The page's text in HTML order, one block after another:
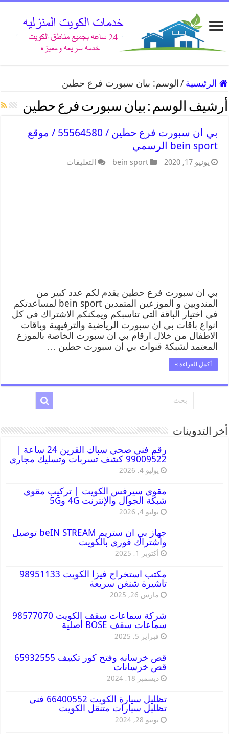
الرئيسية / الوسم: بيان سبورت فرع حطين
أرشيف الوسم : بيان سبورت فرع حطين
بي ان سبورت فرع حطين / 55564580 / موقع
bein sport الرسمي
يونيو 17, 2020 bein sport التعليقات
بي ان سبورت فرع حطين يقدم لكم عدد كبير من
المندوبين و الموزعين المتمدين bein sport لمساعدتكم
في اختيار الباقة التي تناسبكم ويمكنكم الاشتراك في كل
انواع باقات بي ان سبورت الرياضية والترفيهية وباقات
الاطفال من خلال ارقام بي ان سبورت الخاصة بالموزع
المعتمد لشبكة قنوات بي ان سبورت حطين …
أكمل القراءة »
أخر التدوينات
رقم فني صحي سباك القرين 24 ساعة |
99009522 كشف تسربات وتسليك مجاري
يوليو 4, 2026
مقوي سيرفس الكويت | تركيب مقوي
شبكة الجوال والإنترنت 4G و5G
يوليو 4, 2026
جهاز بي ان ستريم beIN STREAM توصيل
واشتراك فوري بالكويت
أكتوبر 1, 2025
مكتب استخراج فيزا الكويت 98951133
تاشيرة شنغن سريعة
مارس 26, 2025
شركة سماعات سقف الكويت 98577070
سماعات سقف BOSE أصلية
فبراير 5, 2025
قص خرسانه وفتح كور تكييف 65932555
قص خرسانات
ديسمبر 18, 2024
تظليل سيارة الكويت 66400552 فني
تظليل سيارات متنقل الكويت
يونيو 28, 2024